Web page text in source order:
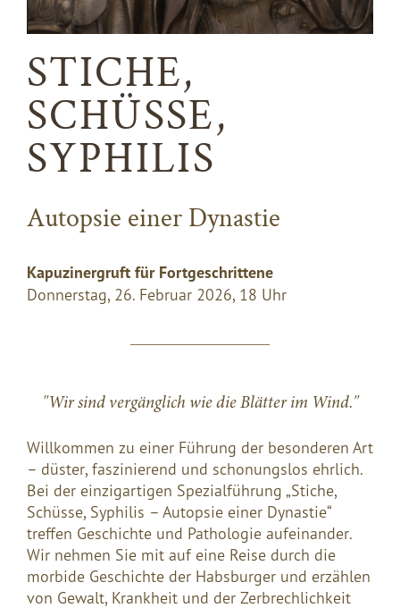
STICHE,
SCHÜSSE,
SYPHILIS
Autopsie einer Dynastie
Kapuzinergruft für Fortgeschrittene
Donnerstag, 26. Februar 2026, 18 Uhr
"Wir sind vergänglich wie die Blätter im Wind."
Willkommen zu einer Führung der besonderen Art
– düster, faszinierend und schonungslos ehrlich.
Bei der einzigartigen Spezialführung „Stiche,
Schüsse, Syphilis – Autopsie einer Dynastie“
treffen Geschichte und Pathologie aufeinander.
Wir nehmen Sie mit auf eine Reise durch die
morbide Geschichte der Habsburger und erzählen
von Gewalt, Krankheit und der Zerbrechlichkeit